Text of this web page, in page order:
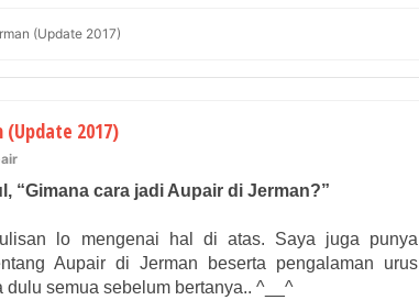
(Update 2017)
(Update 2017)
“Gimana cara jadi Aupair di Jerman?”
lo mengenai hal di atas. Saya juga punya
Aupair di Jerman beserta pengalaman urus
semua sebelum bertanya.. ^__^